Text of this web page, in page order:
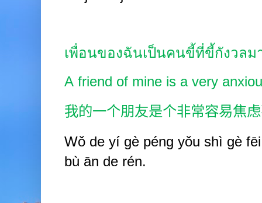
เพื่อนของฉันเป็นคนขี้ที่ขี้กังวลม
A friend of mine is a very
我的一个朋友是个非常容易焦
Wǒ de yí gè péng yǒu shì gè fēi
bù ān de rén.